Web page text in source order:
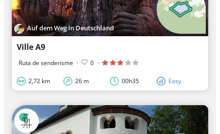
Auf dem Weg in Deutschland
Ville A9
Ruta de senderisme · 0 ·
2,72 km 26 m 00h35 Easy